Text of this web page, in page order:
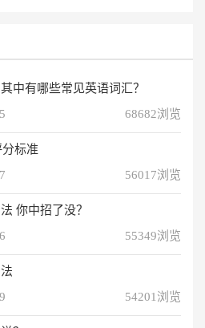
中有哪些常见英语词汇？
68682浏览
标准
56017浏览
你中招了没？
55349浏览
54201浏览